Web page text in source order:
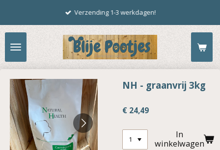
naar
de
hoofdinhoud
Verzending 1-3 werkdagen!
NH - graanvrij 3kg
€ 24,49
In
winkelwagen